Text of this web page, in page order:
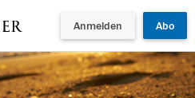
Anmelden Abo